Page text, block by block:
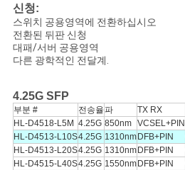
을
요
청
하
십
시
신청:
스위치 공용영역에 전환하십시오
전환된 뒤판 신청
대패/서버 공용영역
다른 광학적인 전달계.
4.25G SFP
부분 # 전송율파 TX RX
HL-D4518-L5M 4.25G 850nm VCSEL+PIN
HL-D4513-L10S4.25G 1310nm DFB+PIN
HL-D4513-L20S4.25G 1310nm DFB+PIN
HL-D4515-L40S4.25G 1550nm DFB+PIN